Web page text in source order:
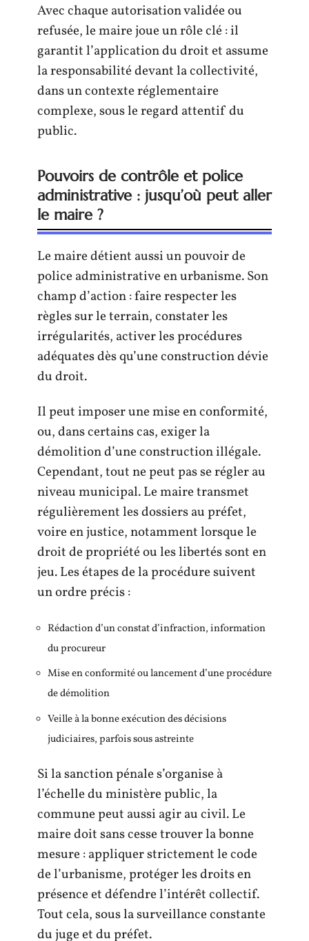
Avec chaque autorisation validée ou
refusée, le maire joue un rôle clé : il
garantit l’application du droit et assume
la responsabilité devant la collectivité,
dans un contexte réglementaire
complexe, sous le regard attentif du
public.
Pouvoirs de contrôle et police
administrative : jusqu’où peut aller
le maire ?
Le maire détient aussi un pouvoir de
police administrative en urbanisme. Son
champ d’action : faire respecter les
règles sur le terrain, constater les
irrégularités, activer les procédures
adéquates dès qu’une construction dévie
du droit.
Il peut imposer une mise en conformité,
ou, dans certains cas, exiger la
démolition d’une construction illégale.
Cependant, tout ne peut pas se régler au
niveau municipal. Le maire transmet
régulièrement les dossiers au préfet,
voire en justice, notamment lorsque le
droit de propriété ou les libertés sont en
jeu. Les étapes de la procédure suivent
un ordre précis :
Rédaction d’un constat d’infraction, information
du procureur
Mise en conformité ou lancement d’une procédure
de démolition
Veille à la bonne exécution des décisions
judiciaires, parfois sous astreinte
Si la sanction pénale s’organise à
l’échelle du ministère public, la
commune peut aussi agir au civil. Le
maire doit sans cesse trouver la bonne
mesure : appliquer strictement le code
de l’urbanisme, protéger les droits en
présence et défendre l’intérêt collectif.
Tout cela, sous la surveillance constante
du juge et du préfet.